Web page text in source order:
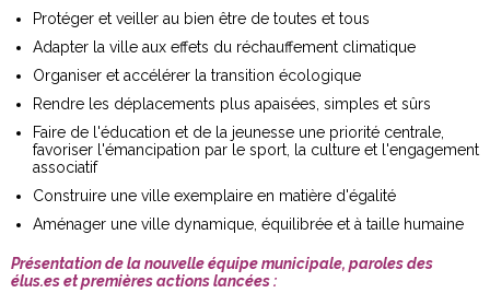
Protéger et veiller au bien être de toutes et tous
Adapter la ville aux effets du réchauffement climatique
Organiser et accélérer la transition écologique
Rendre les déplacements plus apaisées, simples et sûrs
Faire de l'éducation et de la jeunesse une priorité centrale,
favoriser l'émancipation par le sport, la culture et l'engagement
associatif
Construire une ville exemplaire en matière d'égalité
Aménager une ville dynamique, équilibrée et à taille humaine
Présentation de la nouvelle équipe municipale, paroles des
élus.es et premières actions lancées :